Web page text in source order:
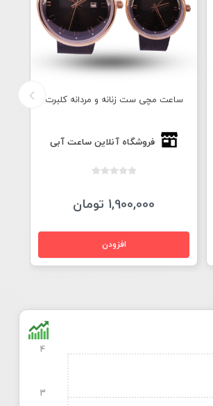
ساعت مچی ست زنانه و مردانه کلبرت
فروشگاه آنلاین ساعت آبی
1,900,000 تومان
3
4